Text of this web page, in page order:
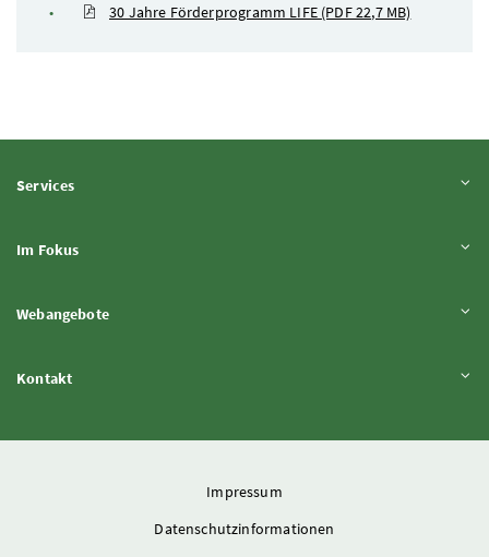
30 Jahre Förderprogramm LIFE (PDF 22,7 MB)
ServicesInhalt aufklappen
Im FokusInhalt aufklappen
WebangeboteInhalt aufklappen
KontaktInhalt aufklappen
Impressum
Datenschutzinformationen